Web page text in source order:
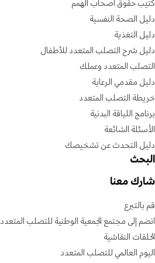
كتيب حقوق أصحاب الهمم
دليل الصحة النفسية
دليل التغذية
دليل شرح التصلب المتعدد للأطفال
التصلب المتعدد وعملك
دليل مقدمي الرعاية
خريطة التصلب المتعدد
برنامج اللياقة البدنية
الأسئلة الشائعة
دليل التحدث عن تشخيصك
البحث
شارك معنا
قم بالتبرع
انضم إلى مجتمع الجمعية الوطنية للتصلب المتعدد
الحلقات النقاشية
اليوم العالمي للتصلب المتعدد